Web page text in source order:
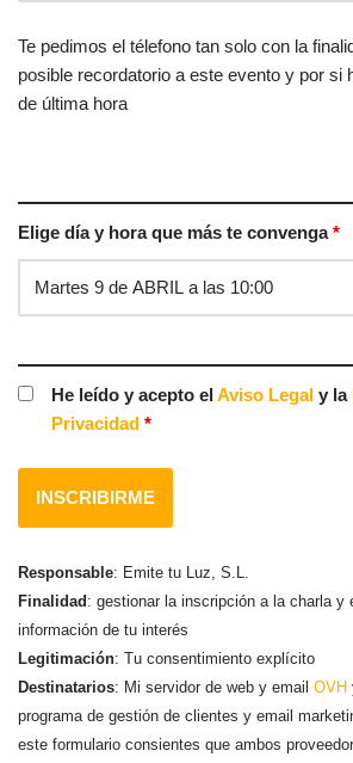
Te pedimos el télefono tan solo con la
posible recordatorio a este evento y por si
de última hora
Elige día y hora que más te convenga*
He leído y acepto elAviso Legal y la
Privacidad *
Responsable: Emite tu Luz, S.L.
Finalidad : gestionar la inscripción a la charla y
información de tu interés
Legitimación: Tu consentimiento explícito
Destinatarios: Mi servidor de web y email OVH
programa de gestión de clientes y email
este formulario consientes que ambos